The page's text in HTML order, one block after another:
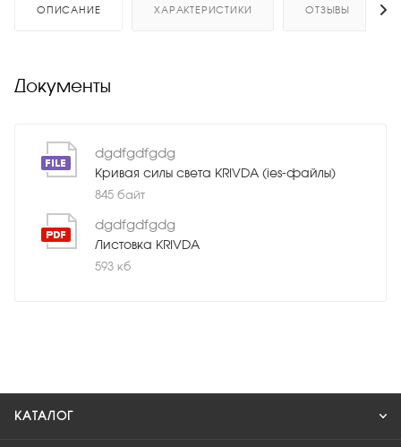
ОПИСАНИЕ ХАРАКТЕРИСТИКИ ОТЗЫВЫ
Документы
dgdfgdfgdg
Кривая силы света KRIVDA (ies-файлы)
845 байт
dgdfgdfgdg
Листовка KRIVDA
593 кб
КАТАЛОГ